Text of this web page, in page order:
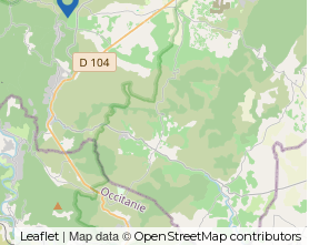
Leaflet | Map data © OpenStreetMap contributors